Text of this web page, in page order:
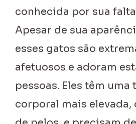
conhecida por sua
Apesar de sua
esses gatos são
afetuosos e adoram
pessoas. Eles têm
corporal mais elevada,